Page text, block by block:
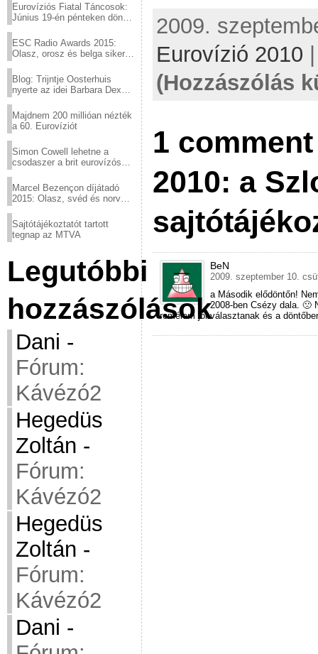
Eurovíziós Fiatal Táncosok:
Június 19-én pénteken döntő
ESC Radio Awards 2015:
Olasz, orosz és belga siker,
Blog: Trijntje Oosterhuis
nyerte az idei Barbara Dex
Majdnem 200 millióan nézték
a 60. Eurovíziót
Simon Cowell lehetne a
csodaszer a brit eurovízós
Marcel Bezençon díjátadó
2015: Olasz, svéd és norvég
Sajtótájékoztatót tartott
tegnap az MTVA
Legutóbbi
hozzászólások
Dani -
Fórum:
Kávézó2
Hegedüs
Zoltán -
Fórum:
Kávézó2
Hegedüs
Zoltán -
Fórum:
Kávézó2
Dani -
2009.
Eurovízió 2010
(Hozzászólás
1
2010: a
BeN
2009. szeptember 10.
a Második elődöntőn!
2008-ben Csézy dala. 🙁
remélem jól választanak és a